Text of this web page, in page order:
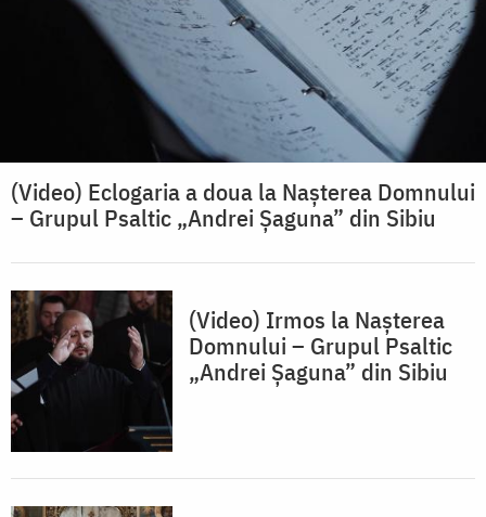
(Video) Eclogaria a doua la Nașterea Domnului
– Grupul Psaltic „Andrei Șaguna” din Sibiu
(Video) Irmos la Nașterea
Domnului – Grupul Psaltic
„Andrei Șaguna” din Sibiu